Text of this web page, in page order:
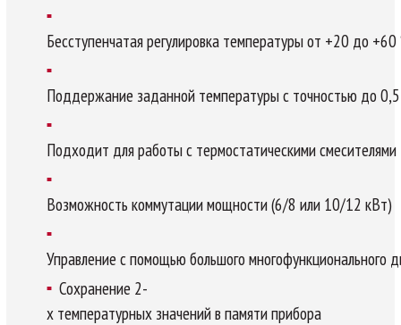
Бесступенчатая регулировка температуры от +20 до +60
Поддержание заданной температуры с точностью до
Подходит для работы с термостатическими смесителями
Возможность коммутации мощности (6/8 или 10/12 кВт)
Управление с помощью большого многофункционального
Сохранение 2-
х температурных значений в памяти прибора